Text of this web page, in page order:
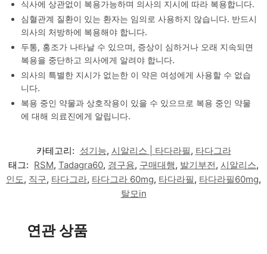
식사에 상관없이 복용가능하며 의사의 지시에 따라 복용합니다.
심혈관계 질환이 있는 환자는 임의로 사용하지 않습니다. 반드시
의사의 처방하에 복용해야 합니다.
두통, 홍조가 나타날 수 있으며, 증상이 심하거나 오래 지속되면
복용을 중단하고 의사에게 알려야 합니다.
의사의 특별한 지시가 없는한 이 약은 여성에게 사용할 수 없습
니다.
복용 중인 약물과 상호작용이 있을 수 있으므로 복용 중인 약물
에 대해 의료진에게 알립니다.
카테고리: 성기능, 시알리스 | 타다라필, 타다그라
태그: RSM, Tadagra60, 경구용, 구매대행, 발기부전, 시알리스,
인도, 직구, 타다그라, 타다그라 60mg, 타다라필, 타다라필60mg,
탈모in
연관 상품